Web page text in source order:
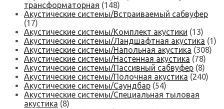
трансформаторная (148)
Акустические системы/Встраиваемый сабвуфер
(17)
Акустические системы/Комплект акустики (13)
Акустические системы/Ландшафтная акустика (1)
Акустические системы/Напольная акустика (308)
Акустические системы/Настенная акустика (78)
Акустические системы/Пассивный сабвуфер (8)
Акустические системы/Полочная акустика (240)
Акустические системы/Саундбар (54)
Акустические системы/Специальная тыловая
акустика (8)